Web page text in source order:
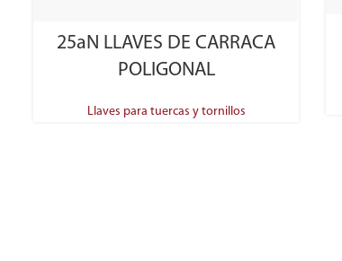
25aN LLAVES DE CARRACA
POLIGONAL
Llaves para tuercas y tornillos